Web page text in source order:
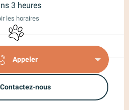
3 heures
les horaires
Animaux acceptés
Appeler
Contactez-nous